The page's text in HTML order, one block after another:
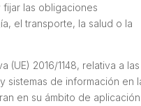
las obligaciones
el transporte, la salud o la
2016/1148, relativa a las
sistemas de información en
en su ámbito de